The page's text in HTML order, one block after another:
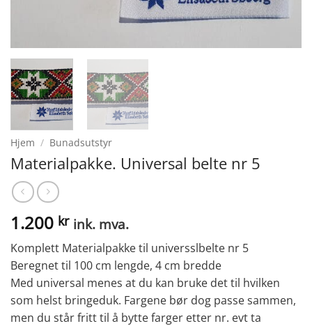
Hjem / Bunadsutstyr
Materialpakke. Universal belte nr 5
1.200 kr ink. mva.
Komplett Materialpakke til universslbelte nr 5
Beregnet til 100 cm lengde, 4 cm bredde
Med universal menes at du kan bruke det til hvilken
som helst bringeduk. Fargene bør dog passe sammen,
men du står fritt til å bytte farger etter nr. evt ta